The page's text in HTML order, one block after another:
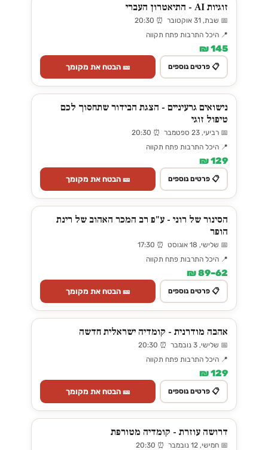
זוגיות AI - התיאטרון העברי
📅 שבת, 31 אוקטובר ⏰ 20:30
📍 היכל התרבות פתח תקווה
145 ₪
📋 פרטים נוספים 🎫 הבטח את מקומך
נישואים גרעיניים - הצגת הבידור שתחסוך לכם
טיפול זוגי
📅 רביעי, 23 ספטמבר ⏰ 20:30
📍 היכל התרבות פתח תקווה
129 ₪
📋 פרטים נוספים 🎫 הבטח את מקומך
הסינור של רוני - ע"פ רב המכר האהוב של רינת
הופר
📅 שלישי, 18 אוגוסט ⏰ 17:30
📍 היכל התרבות פתח תקווה
62–89 ₪
📋 פרטים נוספים 🎫 הבטח את מקומך
אהבה מודרנית - קומדיה ישראלית חדשה
📅 שלישי, 3 נובמבר ⏰ 20:30
📍 היכל התרבות פתח תקווה
129 ₪
📋 פרטים נוספים 🎫 הבטח את מקומך
דרושה עוזרת - קומדיה מטורפת
📅 חמישי, 12 נובמבר ⏰ 20:30